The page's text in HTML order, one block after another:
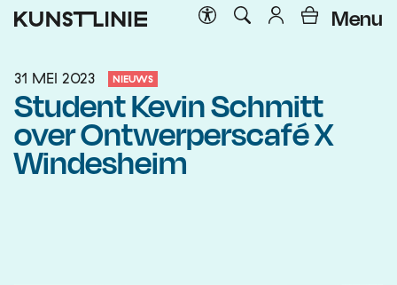
Menu
31 MEI 2023 NIEUWS
Student Kevin Schmitt
over Ontwerperscafé X
Windesheim